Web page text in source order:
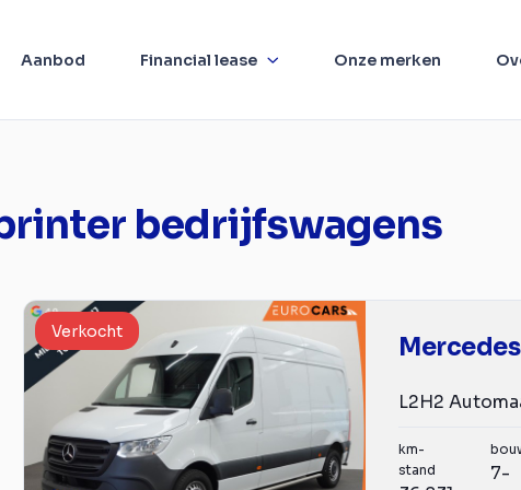
Aanbod Financial lease Onze merken
bedrijfswagens
Verkocht
km-
stand
7-